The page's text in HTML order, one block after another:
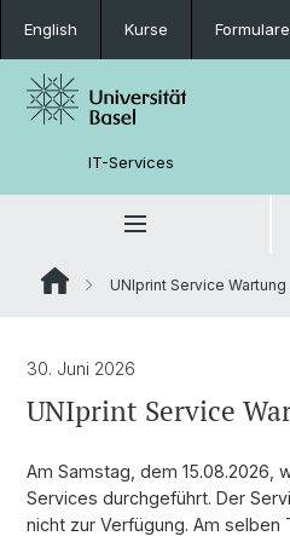
English Kurse Formulare
IT-Services
UNIprint Service Wartung
30. Juni 2026
UNIprint Service
Am Samstag, dem 15.08.2026,
Services durchgeführt. Der
nicht zur Verfügung. Am